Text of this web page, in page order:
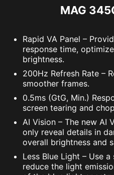
MAG
Rapid VA Panel –
response time,
brightness.
200Hz Refresh Rate –
smoother frames.
0.5ms (GtG, Min.)
screen tearing and
AI Vision – The new AI
only reveal details in
overall brightness and
Less Blue Light – Use
reduce the light